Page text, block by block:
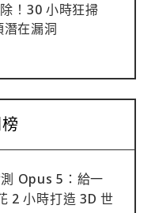
！30 小時狂掃
在漏洞
Opus 5：給一
2 小時打造 3D 世